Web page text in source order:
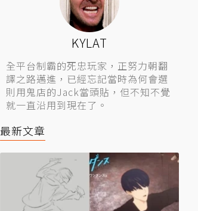
KYLAT
全平台制霸的死忠玩家，正努力朝翻
譯之路邁進，已經忘記當時為何會選
則用鬼店的Jack當頭貼，但不知不覺
就一直沿用到現在了。
最新文章